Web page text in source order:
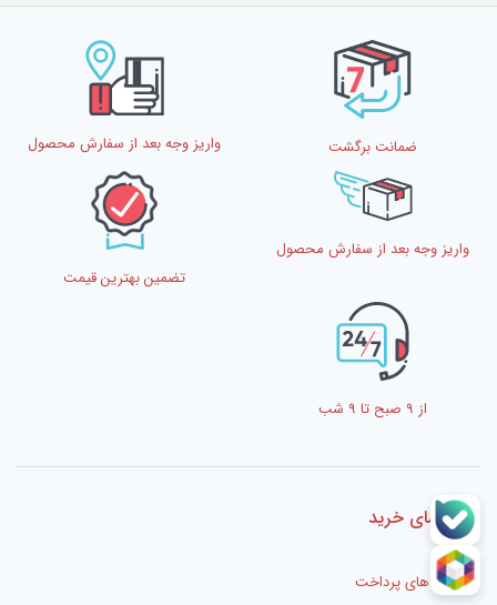
ضمانت برگشت واریز وجه بعد از سفارش محصول
واریز وجه بعد از سفارش محصول
تضمین بهترین قیمت
از 9 صبح تا 9 شب
راهنمای خرید
شیوه های پرداخت